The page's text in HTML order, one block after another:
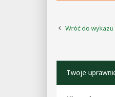
Wróć do
Twoje